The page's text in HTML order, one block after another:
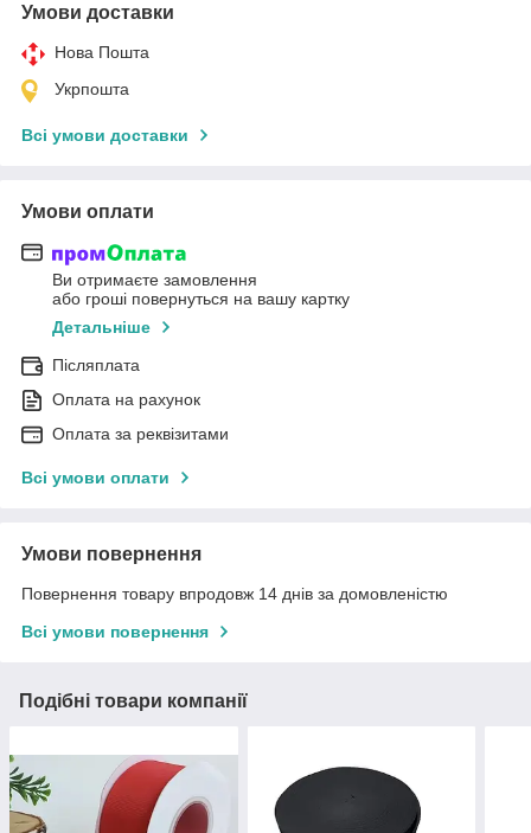
Умови доставки
Нова Пошта
Укрпошта
Всі умови доставки
Умови оплати
Ви отримаєте замовлення
або гроші повернуться на вашу картку
Детальніше
Післяплата
Оплата на рахунок
Оплата за реквізитами
Всі умови оплати
Умови повернення
Повернення товару впродовж 14 днів за домовленістю
Всі умови повернення
Подібні товари компанії